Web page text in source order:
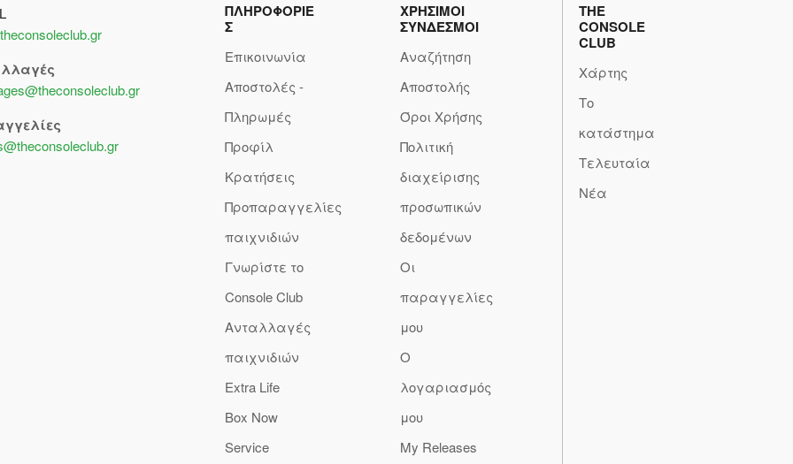
ΠΛΗΡΟΦΟΡΙΕ
Σ
Επικοινωνία
Αποστολές -
Πληρωμές
Προφίλ
Κρατήσεις
Προπαραγγελίες
παιχνιδιών
Γνωρίστε το
Console Club
Ανταλλαγές
παιχνιδιών
Extra Life
Box Now
Service
ΧΡΗΣΙΜΟΙ
ΣΥΝΔΕΣΜΟΙ
Αναζήτηση
Αποστολής
Όροι Χρήσης
Πολιτική
διαχείρισης
προσωπικών
δεδομένων
Οι
παραγγελίες
μου
Ο
λογαριασμός
μου
My Releases
THE
CONSOLE
CLUB
Χάρτης
Το
κατάστημα
Τελευταία
Νέα